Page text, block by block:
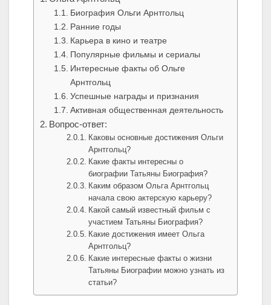
Биография Ольги Арнтгольц
Ранние годы
Карьера в кино и театре
Популярные фильмы и сериалы
Интересные факты об Ольге
Арнтгольц
Успешные награды и признания
Активная общественная деятельность
Вопрос-ответ:
Каковы основные достижения Ольги
Арнтгольц?
Какие факты интересны о
биографии Татьяны Биография?
Каким образом Ольга Арнтгольц
начала свою актерскую карьеру?
Какой самый известный фильм с
участием Татьяны Биография?
Какие достижения имеет Ольга
Арнтгольц?
Какие интересные факты о жизни
Татьяны Биографии можно узнать из
статьи?